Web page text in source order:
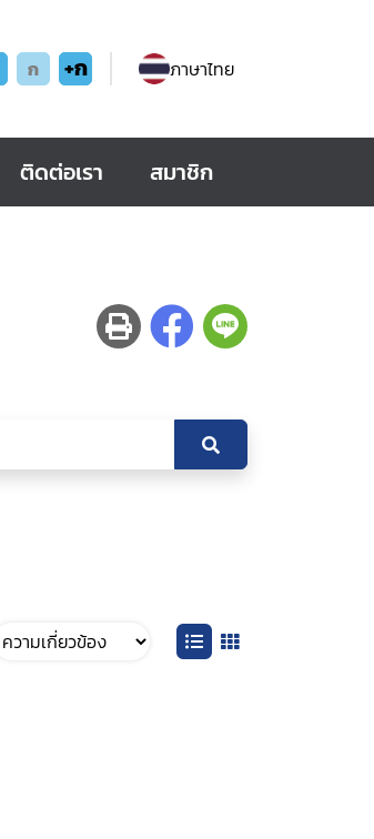
ก +ก ภาษาไทย
ติดต่อเรา สมาชิก